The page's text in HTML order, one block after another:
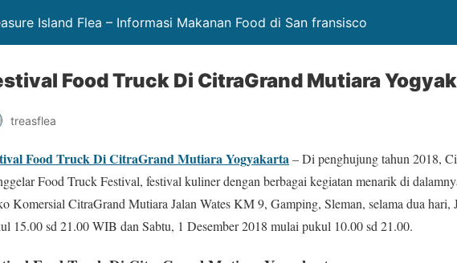
Island Flea – Informasi Makanan Food di San fransisco
Food Truck Di CitraGrand Mutiara
treasflea
Food Truck Di CitraGrand Mutiara Yogyakarta– Di penghujung tahun 2018,
Food Truck Festival, festival kuliner dengan berbagai kegiatan menarik di
Komersial CitraGrand Mutiara Jalan Wates KM 9, Gamping, Sleman, selama dua hari,
15.00 sd 21.00 WIB dan Sabtu, 1 Desember 2018 mulai pukul 10.00 sd 21.00.